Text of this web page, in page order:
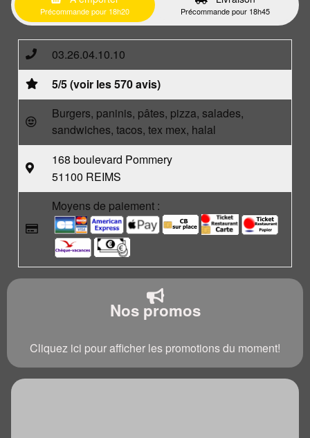
Précommande pour 18h20 Précommande pour 18h45
03.26.04.10.10
5/5 (voir les 570 avis)
Burgers, paninis, pâtes, pizza, salades,
sandwiches, tacos, tex mex, halal
168 boulevard Pommery
51100 REIMS
Moyens de paiement :
Nos promos
Cliquez ici pour afficher les promotions du moment!